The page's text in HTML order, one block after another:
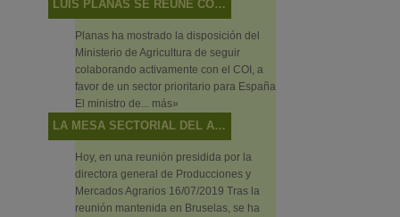
LUIS PLANAS SE REÚNE CON EL DIRECTOR EJECUTIVO DEL CONSEJO OLEÍCOLA INTERNACIONAL
Planas ha mostrado la disposición del
Ministerio de Agricultura de seguir
colaborando activamente con el COI, a
favor de un sector prioritario para España
El ministro de... más»
LA MESA SECTORIAL DEL ACEITE DE OLIVA Y LA ACEITUNA DE MESA ANALIZA LA SITUACIÓN DEL SECTOR Y LAS ACTUACIONES DEL MINISTERIO EN RELACIÓN CON LOS MECANISMOS DE AUTORREGULACIÓN
Hoy, en una reunión presidida por la
directora general de Producciones y
Mercados Agrarios 16/07/2019 Tras la
reunión mantenida en Bruselas, se ha